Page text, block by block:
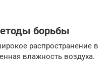
борьбы
распространение в
влажность воздуха.